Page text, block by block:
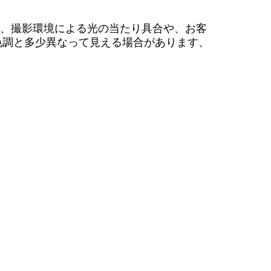
撮影環境による光の当たり具合や、お客
と多少異なって見える場合があります、